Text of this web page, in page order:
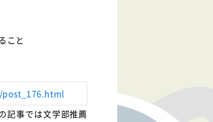
こと
記事では文学部推薦